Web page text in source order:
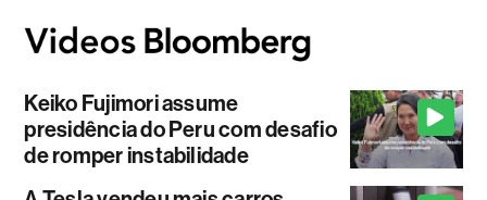
Keiko Fujimori assume
presidência do Peru com desafio
de romper instabilidade